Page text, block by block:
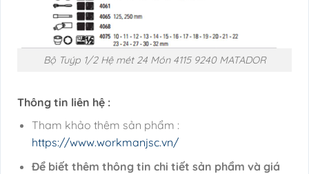
Bộ Tuýp 1/2 Hệ mét 24 Món 4115 9240 MATADOR
Thông tin liên hệ :
Tham khảo thêm sản phẩm :
https://www.workmanjsc.vn/
Để biết thêm thông tin chi tiết sản phẩm và giá